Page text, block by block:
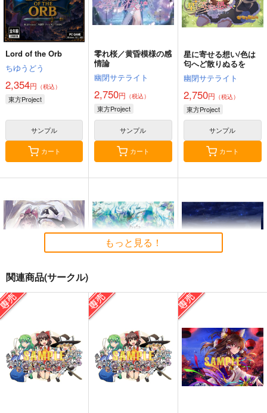
Lord of the Orb
ちゆうどう
2,354円 （税込）
東方Project
サンプル
カート
零れ桜／黄昏模様の感
情論
幽閉サテライト
2,750円 （税込）
東方Project
サンプル
カート
星に寄せる想い/色は
匂へど散りぬるを
幽閉サテライト
2,750円 （税込）
東方Project
サンプル
カート
始まりの雨
2,200円（税込）
東方Project
東方錦上
上海アリス幻樂団
1,760円（税込）
東方Project
寂光寂
e Cessation of Dukkh
a
Demetori
1,320円（税込）
東方Project 博麗霊夢
サンプル
もっと見る！
関連商品(サークル)